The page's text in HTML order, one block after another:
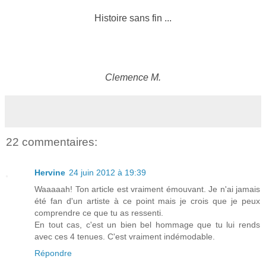
Histoire sans fin ...
Clemence M.
22 commentaires:
Hervine 24 juin 2012 à 19:39
Waaaaah! Ton article est vraiment émouvant. Je n'ai jamais
été fan d'un artiste à ce point mais je crois que je peux
comprendre ce que tu as ressenti.
En tout cas, c'est un bien bel hommage que tu lui rends
avec ces 4 tenues. C'est vraiment indémodable.
Répondre